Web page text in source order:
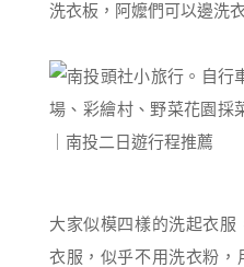
洗衣板，阿嬤們可以邊洗
大家似模四樣的洗起衣
衣服，似乎不用洗衣粉，